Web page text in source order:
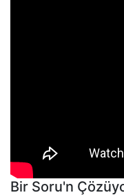
Bir Soru'n